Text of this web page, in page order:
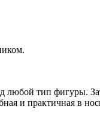
тип фигуры.
и практичная в